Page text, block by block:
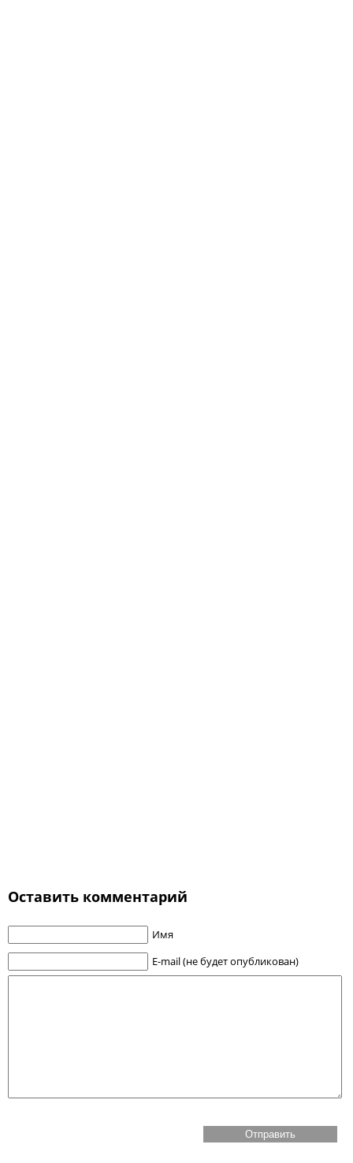
Оставить комментарий
Имя
E-mail (не будет опубликован)